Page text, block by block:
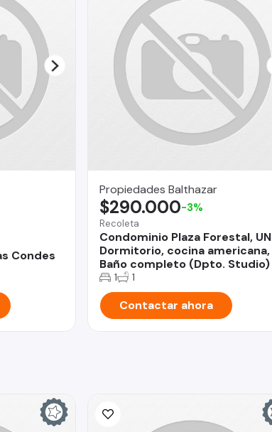
Condes
Propiedades Balthazar
Recoleta
Condominio Plaza Forestal, UN
Dormitorio, cocina americana,
Baño completo (Dpto. Studio)
$290.000-3%
1 1
Contactar ahora